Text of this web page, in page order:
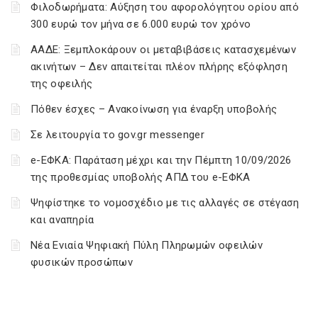
Φιλοδωρήματα: Αύξηση του αφορολόγητου ορίου από
300 ευρώ τον μήνα σε 6.000 ευρώ τον χρόνο
ΑΑΔΕ: Ξεμπλοκάρουν οι μεταβιβάσεις κατασχεμένων
ακινήτων – Δεν απαιτείται πλέον πλήρης εξόφληση
της οφειλής
Πόθεν έσχες – Ανακοίνωση για έναρξη υποβολής
Σε λειτουργία το gov.gr messenger
e-ΕΦΚΑ: Παράταση μέχρι και την Πέμπτη 10/09/2026
της προθεσμίας υποβολής ΑΠΔ του e-ΕΦΚΑ
Ψηφίστηκε το νομοσχέδιο με τις αλλαγές σε στέγαση
και αναπηρία
Νέα Ενιαία Ψηφιακή Πύλη Πληρωμών οφειλών
φυσικών προσώπων